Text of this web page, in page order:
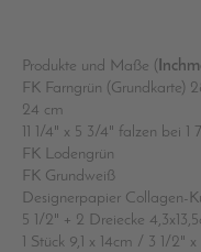
Produkte und Maße (
FK Farngrün (Grundkarte)
24 cm
11 1/4" x 5 3/4" falzen bei
FK Lodengrün
FK Grundweiß
Designerpapier Collagen-
5 1/2" + 2 Dreiecke
1 Stück 9,1 x 14cm / 3 1/2"